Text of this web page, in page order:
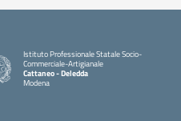
Istituto Professionale Statale Socio-
Commerciale-Artigianale
Cattaneo - Deledda
Modena